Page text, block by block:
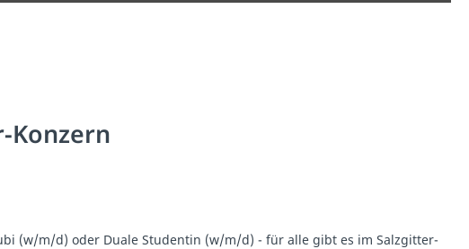
Konzern
(w/m/d) oder Duale Studentin (w/m/d) - für alle gibt es im Salzgitter-